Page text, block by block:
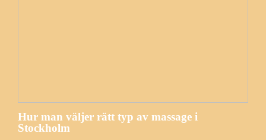
Hur man väljer rätt typ av massage i
Stockholm